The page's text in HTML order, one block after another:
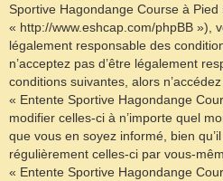
Sportive Hagondange Course à Pied
« http://www.eshcap.com/phpBB »),
légalement responsable des
n’acceptez pas d’être légalement
conditions suivantes, alors
« Entente Sportive Hagondange
modifier celles-ci à n’importe quel
que vous en soyez informé, bien
régulièrement celles-ci par vous-
« Entente Sportive Hagondange